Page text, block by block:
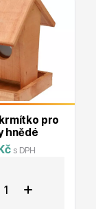
pro
hnědé
s DPH